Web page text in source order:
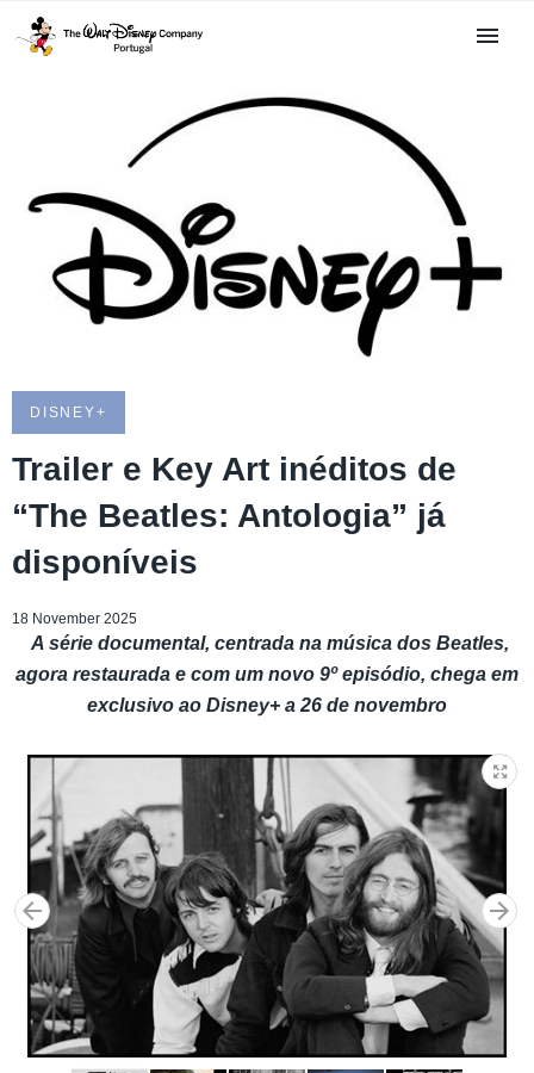
DISNEY+
Trailer e Key Art inéditos de
“The Beatles: Antologia” já
disponíveis
18 November 2025
A série documental, centrada na música dos Beatles,
agora restaurada e com um novo 9º episódio, chega em
exclusivo ao Disney+ a 26 de novembro